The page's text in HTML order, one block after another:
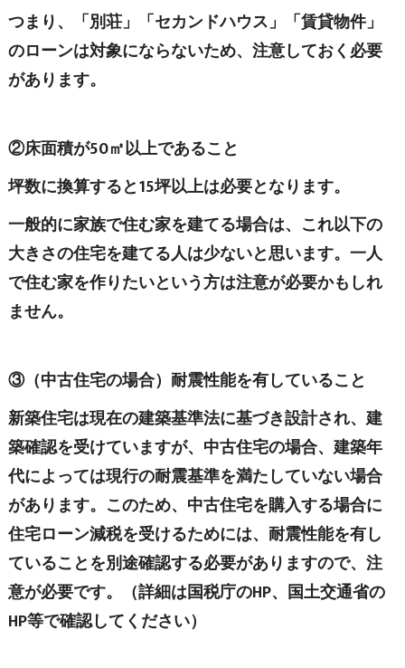
つまり、「別荘」「セカンドハウス」「賃貸物件」
のローンは対象にならないため、注意しておく必要
があります。
②床面積が50㎡以上であること
坪数に換算すると15坪以上は必要となります。
一般的に家族で住む家を建てる場合は、これ以下の
大きさの住宅を建てる人は少ないと思います。一人
で住む家を作りたいという方は注意が必要かもしれ
ません。
③（中古住宅の場合）耐震性能を有していること
新築住宅は現在の建築基準法に基づき設計され、建
築確認を受けていますが、中古住宅の場合、建築年
代によっては現行の耐震基準を満たしていない場合
があります。このため、中古住宅を購入する場合に
住宅ローン減税を受けるためには、耐震性能を有し
ていることを別途確認する必要がありますので、注
意が必要です。（詳細は国税庁のHP、国土交通省の
HP等で確認してください）